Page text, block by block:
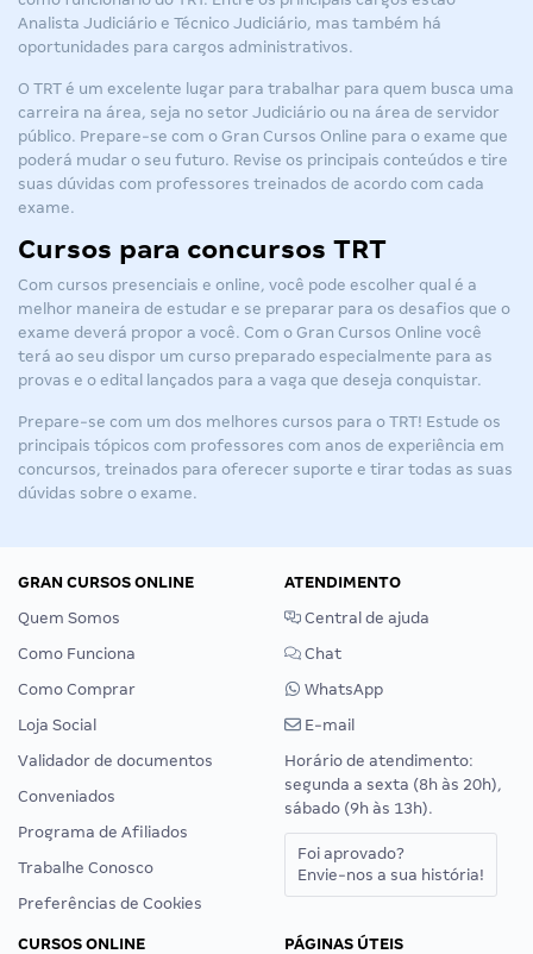
Analista Judiciário e Técnico Judiciário, mas também há
oportunidades para cargos administrativos.
O TRT é um excelente lugar para trabalhar para quem busca uma
carreira na área, seja no setor Judiciário ou na área de servidor
público. Prepare-se com o Gran Cursos Online para o exame que
poderá mudar o seu futuro. Revise os principais conteúdos e tire
suas dúvidas com professores treinados de acordo com cada
exame.
Cursos para concursos TRT
Com cursos presenciais e online, você pode escolher qual é a
melhor maneira de estudar e se preparar para os desafios que o
exame deverá propor a você. Com o Gran Cursos Online você
terá ao seu dispor um curso preparado especialmente para as
provas e o edital lançados para a vaga que deseja conquistar.
Prepare-se com um dos melhores cursos para o TRT! Estude os
principais tópicos com professores com anos de experiência em
concursos, treinados para oferecer suporte e tirar todas as suas
dúvidas sobre o exame.
GRAN CURSOS ONLINE
Quem Somos
Como Funciona
Como Comprar
Loja Social
Validador de documentos
Conveniados
Programa de Afiliados
Trabalhe Conosco
Preferências de Cookies
ATENDIMENTO
Central de ajuda
Chat
WhatsApp
E-mail
Horário de atendimento:
segunda a sexta (8h às 20h),
sábado (9h às 13h).
Foi aprovado?
Envie-nos a sua história!
CURSOS ONLINE
PÁGINAS ÚTEIS